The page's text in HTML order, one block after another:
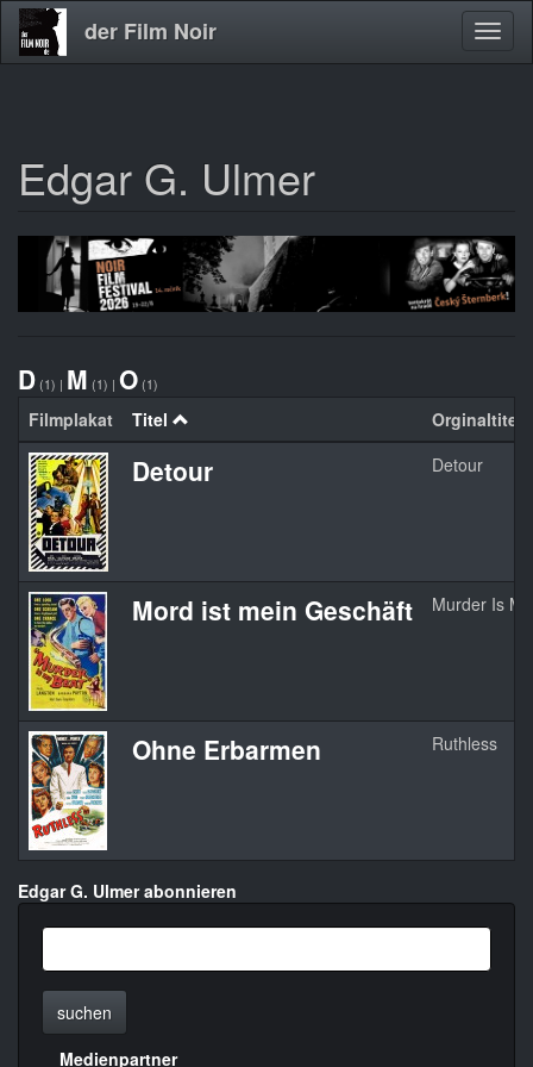
Direkt
zum
der Film Noir
Edgar G. Ulmer
D (1) | M (1) | O (1)
Filmplakat Titel Orginaltitel
Detour Detour
Mord ist mein Geschäft Murder Is
Ohne Erbarmen Ruthless
Edgar G. Ulmer abonnieren
suchen
Medienpartner